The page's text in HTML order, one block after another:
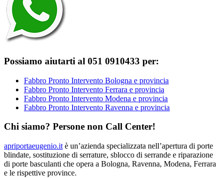
Possiamo aiutarti al 051 0910433 per:
Fabbro Pronto Intervento Bologna e provincia
Fabbro Pronto Intervento Ferrara e provincia
Fabbro Pronto Intervento Modena e provincia
Fabbro Pronto Intervento Ravenna e provincia
Chi siamo? Persone non Call Center!
apriportaeugenio.it è un’azienda specializzata nell’apertura di porte
blindate, sostituzione di serrature, sblocco di serrande e riparazione
di porte basculanti che opera a Bologna, Ravenna, Modena, Ferrara
e le rispettive province.